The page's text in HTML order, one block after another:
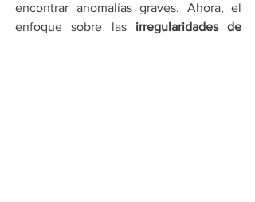
encontrar anomalías graves. Ahora, el
enfoque sobre las irregularidades de